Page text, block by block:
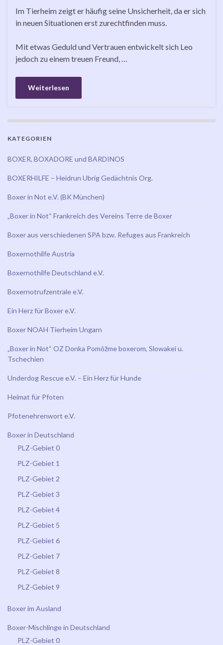
Im Tierheim zeigt er häufig seine Unsicherheit, da er sich
in neuen Situationen erst zurechtfinden muss.
Mit etwas Geduld und Vertrauen entwickelt sich Leo
jedoch zu einem treuen Freund, …
Weiterlesen
KATEGORIEN
BOXER, BOXADORE und BARDINOS
BOXERHILFE – Heidrun Ubrig Gedächtnis Org.
Boxer in Not e.V. (BK München)
„Boxer in Not“ Frankreich des Vereins Terre de Boxer
Boxer aus verschiedenen SPA bzw. Refuges aus Frankreich
Boxernothilfe Austria
Boxernothilfe Deutschland e.V.
Boxernotrufzentrale e.V.
Ein Herz für Boxer e.V.
Boxer NOAH Tierheim Ungarn
„Boxer in Not“ OZ Donka Pomôžme boxerom, Slowakei u.
Tschechien
Underdog Rescue e.V. – Ein Herz für Hunde
Heimat für Pfoten
Pfotenehrenwort e.V.
Boxer in Deutschland
PLZ-Gebiet 0
PLZ-Gebiet 1
PLZ-Gebiet 2
PLZ-Gebiet 3
PLZ-Gebiet 4
PLZ-Gebiet 5
PLZ-Gebiet 6
PLZ-Gebiet 7
PLZ-Gebiet 8
PLZ-Gebiet 9
Boxer im Ausland
Boxer-Mischlinge in Deutschland
PLZ-Gebiet 0